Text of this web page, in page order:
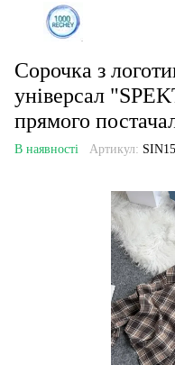
Сорочка з
універсал
прямого
В наявності Артикул: